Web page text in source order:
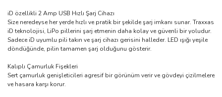
iD özellikli 2 Amp USB Hızlı Şarj Cihazı
Size neredeyse her yerde hızlı ve pratik bir şekilde şarj imkanı sunar. Traxxas
iD teknolojisi, LiPo pillerini şarj etmenin daha kolay ve güvenli bir yoludur.
Sadece iD uyumlu pili takın ve şarj cihazı gerisini halleder. LED ışığı yeşile
döndüğünde, pilin tamamen şarj olduğunu gösterir.
Kalıplı Çamurluk Fişekleri
Sert çamurluk genişleticileri agresif bir görünüm verir ve gövdeyi çizilmelere
ve hasara karşı korur.